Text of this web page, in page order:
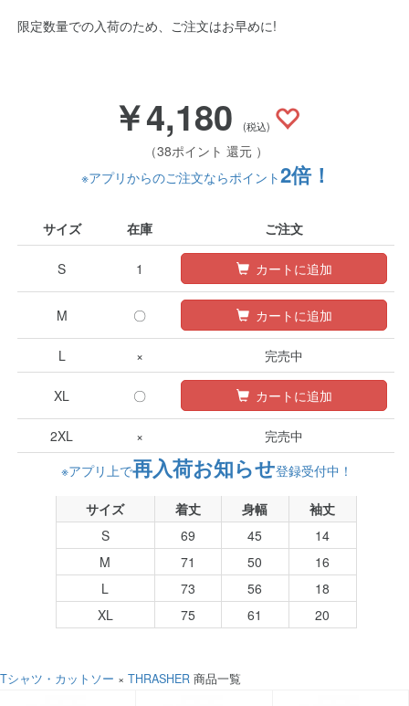
限定数量での入荷のため、ご注文はお早めに!
￥4,180 (税込)
（38ポイント 還元 ）
※アプリからのご注文ならポイント2倍！
サイズ 在庫 ご注文
S 1 カートに追加
M 〇 カートに追加
L × 完売中
XL 〇 カートに追加
2XL ×
完売中
※アプリ上で再入荷お知らせ登録受付中！
サイズ 着丈 身幅
袖丈
S
69 45
14
M
71 50
16
L
73 56
18
XL
75 61 20
Tシャツ・カットソー × THRASHER 商品一覧